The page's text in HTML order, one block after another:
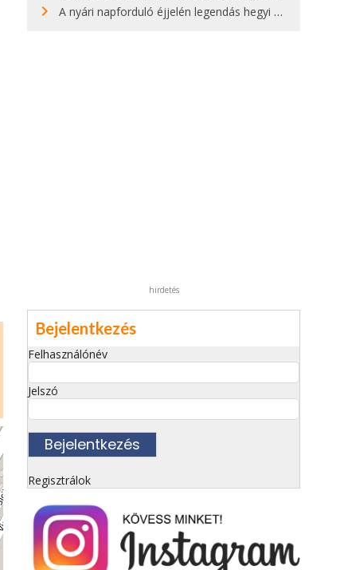
A nyári napforduló éjjelén legendás hegyi tüzek világítják meg Zugspitzét
hirdetés
Bejelentkezés
Felhasználónév
Jelszó
Regisztrálok